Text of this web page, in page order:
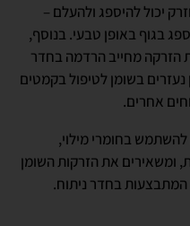
יכול להיספג ולהעלם –
60% מהשומן נספג בגוף באופן טבעי. בנוסף,
הזרקה מחייב הרדמה בחדר
בשומן לטיפול בקמטים
אחרים.
בחומרי מילוי,
ומשאירים את הזרקות השומן
בחדר ניתוח.